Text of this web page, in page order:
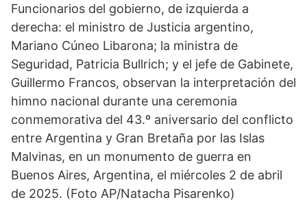
Funcionarios del gobierno, de izquierda a
derecha: el ministro de Justicia argentino,
Mariano Cúneo Libarona; la ministra de
Seguridad, Patricia Bullrich; y el jefe de Gabinete,
Guillermo Francos, observan la interpretación del
himno nacional durante una ceremonia
conmemorativa del 43.º aniversario del conflicto
entre Argentina y Gran Bretaña por las Islas
Malvinas, en un monumento de guerra en
Buenos Aires, Argentina, el miércoles 2 de abril
de 2025. (Foto AP/Natacha Pisarenko)